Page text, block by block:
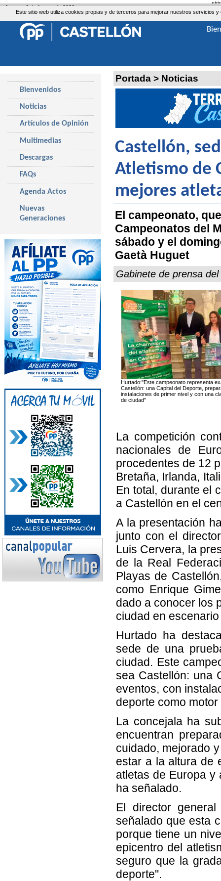
Este sitio web utiliza cookies propias y de terceros para mejorar nuestros servicios
Portada > Noticias
Castellón,
Atletismo de
mejores
El campeonato,
Campeonatos del
sábado y el
Gaetà Huguet
Gabinete de prensa
Hurtado:"Este campeonato representa
Castellón: una Capital del Deporte,
instalaciones de primer nivel y con una
de ciudad"
La competición
nacionales de
procedentes de 12
Bretaña, Irlanda,
En total, durante el
a Castellón en el
A la presentación
junto con el
Luis Cervera, la
de la Real
Playas de
como Enrique
dado a conocer los
ciudad en
Hurtado ha
sede de una
ciudad. Este
sea Castellón: una
eventos, con
deporte como
La concejala ha
encuentran
cuidado, mejorado
estar a la altura de
atletas de Europa
ha señalado.
El director
señalado que esta
porque tiene un
epicentro del
seguro que la
deporte".
Bienvenidos
Noticias
Artículos de Opinión
Multimedias
Descargas
FAQs
Agenda Actos
Nuevas
Generaciones
Jueves, 6 de Agosto de 2026